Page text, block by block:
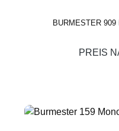
BURMESTER
PREIS